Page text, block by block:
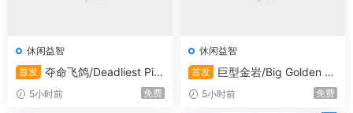
需要 64 位处理器和操作系统
操作系统:
Windows 10（64位）
休闲益智
首发 夺命飞鸽/Deadliest Pig
eon5小时前 免费
休闲益智
首发
巨型金岩/Big Golden R
ock5小时前 免费